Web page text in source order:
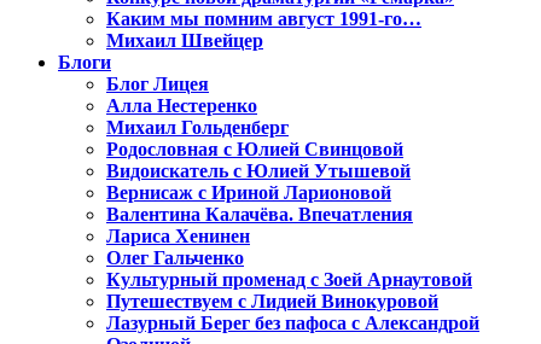
Каким мы помним август 1991-го…
Михаил Швейцер
Блоги
Блог Лицея
Алла Нестеренко
Михаил Гольденберг
Родословная с Юлией Свинцовой
Видоискатель с Юлией Утышевой
Вернисаж с Ириной Ларионовой
Валентина Калачёва. Впечатления
Лариса Хенинен
Олег Гальченко
Культурный променад с Зоей Арнаутовой
Путешествуем с Лидией Винокуровой
Лазурный Берег без пафоса с Александрой